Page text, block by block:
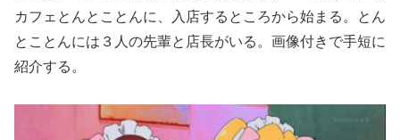
カフェとんとことんに、入店するところから始まる。とん
とことんには３人の先輩と店長がいる。画像付きで手短に
紹介する。